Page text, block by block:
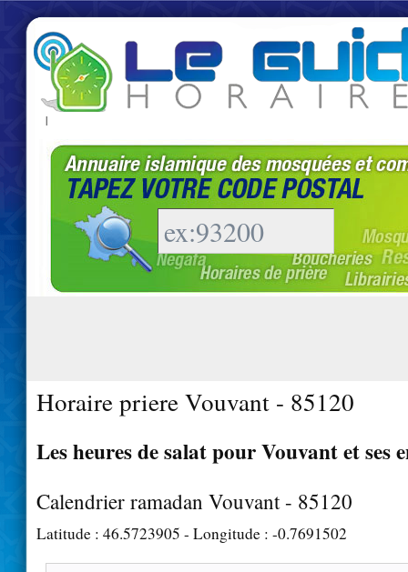
|
Horaire priere Vouvant - 85120
Les heures de salat pour Vouvant et ses
Calendrier ramadan Vouvant - 85120
Latitude : 46.5723905 - Longitude : -0.7691502